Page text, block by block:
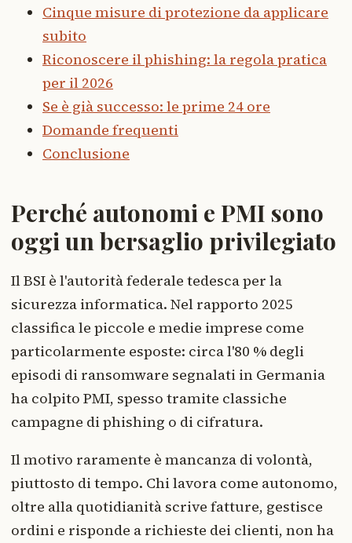
Cinque misure di protezione da applicare
subito
Riconoscere il phishing: la regola pratica
per il 2026
Se è già successo: le prime 24 ore
Domande frequenti
Conclusione
Perché autonomi e PMI sono
oggi un bersaglio privilegiato
Il BSI è l'autorità federale tedesca per la
sicurezza informatica. Nel rapporto 2025
classifica le piccole e medie imprese come
particolarmente esposte: circa l'80 % degli
episodi di ransomware segnalati in Germania
ha colpito PMI, spesso tramite classiche
campagne di phishing o di cifratura.
Il motivo raramente è mancanza di volontà,
piuttosto di tempo. Chi lavora come autonomo,
oltre alla quotidianità scrive fatture, gestisce
ordini e risponde a richieste dei clienti, non ha